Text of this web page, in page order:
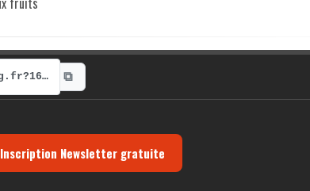
https://radio-g.fr?16677 ⧉
Inscription Newsletter gratuite